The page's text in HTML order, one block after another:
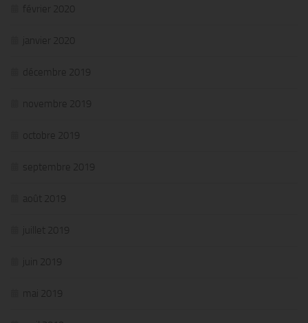
février 2020
janvier 2020
décembre 2019
novembre 2019
octobre 2019
septembre 2019
août 2019
juillet 2019
juin 2019
mai 2019